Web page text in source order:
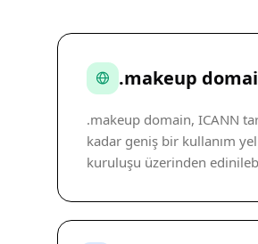
.makeup
.makeup domain, ICANN
kadar geniş bir kullanım
kuruluşu üzerinden